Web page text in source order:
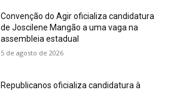
Convenção do Agir oficializa candidatura
de Joscilene Mangão a uma vaga na
assembleia estadual
5 de agosto de 2026
Republicanos oficializa candidatura à